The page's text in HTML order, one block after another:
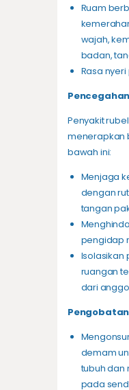
Ruam
wajah,
badan,
Rasa
Penyakit
menerapkan
bawah ini:
Menjaga
dengan
tangan
pengidap
Isolasikan
ruangan
dari
demam
tubuh dan
pada